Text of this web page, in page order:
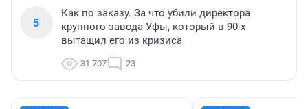
5
Как по заказу. За что убили директора
крупного завода Уфы, который в 90-х
вытащил его из кризиса
31 707 23